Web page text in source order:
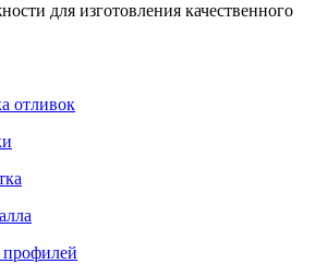
для изготовления качественного
отливок
профилей